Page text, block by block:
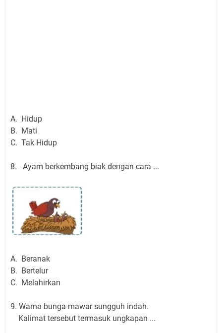
A. Hidup
B. Mati
C. Tak Hidup
8. Ayam berkembang biak dengan cara ...
A. Beranak
B. Bertelur
C. Melahirkan
9. Warna bunga mawar sungguh indah.
Kalimat tersebut termasuk ungkapan ...